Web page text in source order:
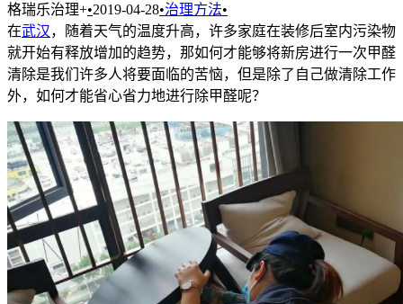
格瑞乐治理+•2019-04-28•治理方法•
在武汉，随着天气的温度升高，许多家庭在装修后室内污染物
就开始有释放增加的趋势，那如何才能够将新房进行一次甲醛
清除是我们许多人将要面临的苦恼，但是除了自己做清除工作
外，如何才能省心省力地进行除甲醛呢？